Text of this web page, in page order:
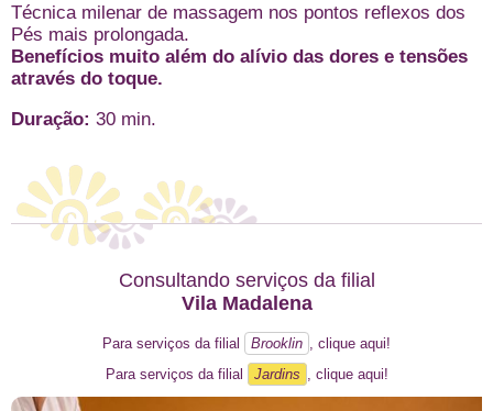
Técnica milenar de massagem nos pontos reflexos dos
Pés mais prolongada.
Benefícios muito além do alívio das dores e tensões
através do toque.
Duração: 30 min.
Consultando serviços da filial
Vila Madalena
Para serviços da filial Brooklin
, clique aqui!
Para serviços da filial
Jardins , clique aqui!